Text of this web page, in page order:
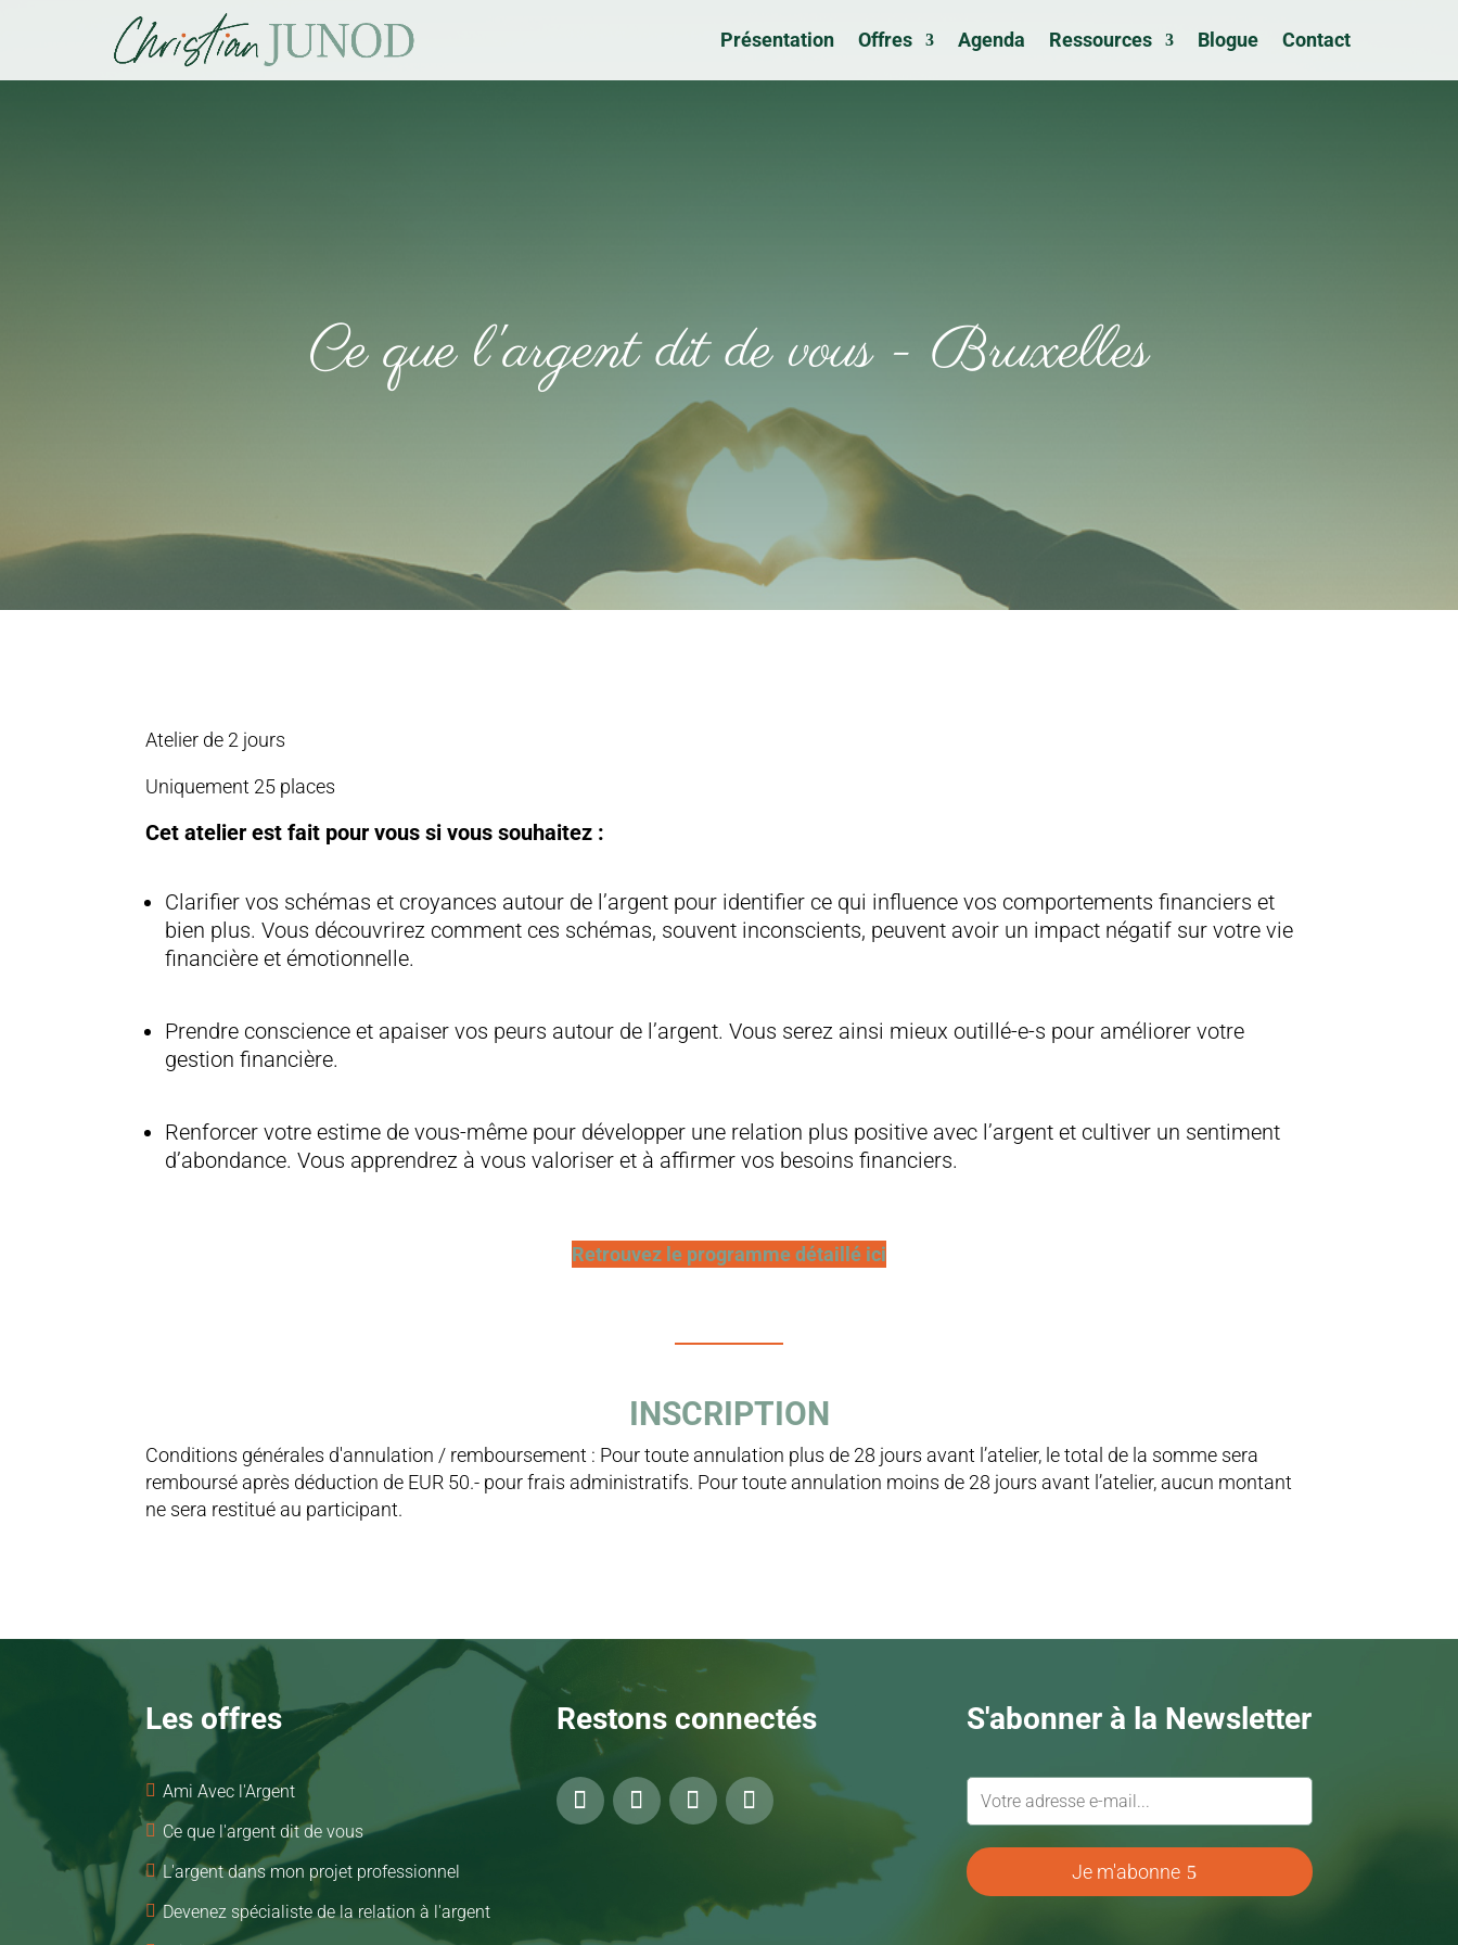
Présentation Offres Agenda Ressources Blogue Contact
Ce que l'argent dit de vous - Bruxelles
Atelier de 2 jours
Uniquement 25 places
Cet atelier est fait pour vous si vous souhaitez :
Clarifier vos schémas et croyances autour de l’argent pour identifier ce qui influence vos comportements financiers et
bien plus. Vous découvrirez comment ces schémas, souvent inconscients, peuvent avoir un impact négatif sur votre vie
financière et émotionnelle.
Prendre conscience et apaiser vos peurs autour de l’argent. Vous serez ainsi mieux outillé-e-s pour améliorer votre
gestion financière.
Renforcer votre estime de vous-même pour développer une relation plus positive avec l’argent et cultiver un sentiment
d’abondance. Vous apprendrez à vous valoriser et à affirmer vos besoins financiers.
Retrouvez le programme détaillé ici
INSCRIPTION
Conditions générales d'annulation / remboursement : Pour toute annulation plus de 28 jours avant l’atelier, le total de la somme sera
remboursé après déduction de EUR 50.- pour frais administratifs. Pour toute annulation moins de 28 jours avant l’atelier, aucun montant
ne sera restitué au participant.
Les offres
 Ami Avec l'Argent
 Ce que l'argent dit de vous
 L'argent dans mon projet professionnel
 Devenez spécialiste de la relation à l'argent
Restons connectés S'abonner à la Newsletter
Je m'abonne